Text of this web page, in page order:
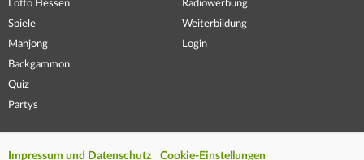
Lotto Hessen
Spiele
Mahjong
Backgammon
Quiz
Partys
Radiowerbung
Weiterbildung
Login
Impressum und Datenschutz Cookie-Einstellungen